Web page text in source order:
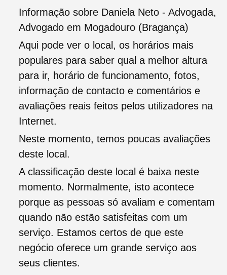
Informação sobre Daniela Neto - Advogada,
Advogado em Mogadouro (Bragança)
Aqui pode ver o local, os horários mais
populares para saber qual a melhor altura
para ir, horário de funcionamento, fotos,
informação de contacto e comentários e
avaliações reais feitos pelos utilizadores na
Internet.
Neste momento, temos poucas avaliações
deste local.
A classificação deste local é baixa neste
momento. Normalmente, isto acontece
porque as pessoas só avaliam e comentam
quando não estão satisfeitas com um
serviço. Estamos certos de que este
negócio oferece um grande serviço aos
seus clientes.